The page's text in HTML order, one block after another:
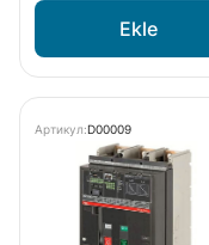
Артикул:D00009